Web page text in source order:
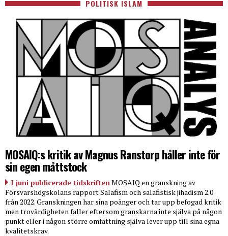
POLITISK ISLAM
MOSAIQ:s kritik av Magnus Ranstorp håller inte för
sin egen måttstock
I juni publicerade tidskriftenMOSAIQ en granskning av
Försvarshögskolans rapport Salafism och salafistisk jihadism 2.0
från 2022. Granskningen har sina poänger och tar upp befogad kritik
men trovärdigheten faller eftersom granskarna inte själva på någon
punkt eller i någon större omfattning själva lever upp till sina egna
kvalitetskrav.